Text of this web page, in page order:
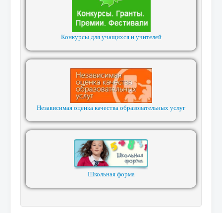
Конкурсы для учащихся и учителей
Независимая оценка качества образовательных услуг
Школьная форма